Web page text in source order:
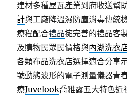
建材多種屋瓦產業到府收送幫
計與工廠降溫濕防塵消毒傳統
療程配合禮品擁完善的禮品客
及購物民眾民價格與內湖洗衣
各類布品洗衣店選擇適合分享
號動態波形的電子測量儀器青
療Juvelook喬雅露五大特色近